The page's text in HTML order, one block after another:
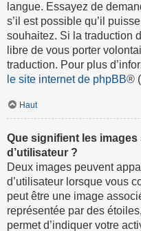
langue. Essayez de
s’il est possible qu’il
souhaitez. Si la traduction
libre de vous porter
traduction. Pour plus
le site internet de phpBB®
Haut
Que signifient les
d’utilisateur ?
Deux images peuvent
d’utilisateur lorsque vous
peut être une image
représentée par des
permet d’indiquer votre